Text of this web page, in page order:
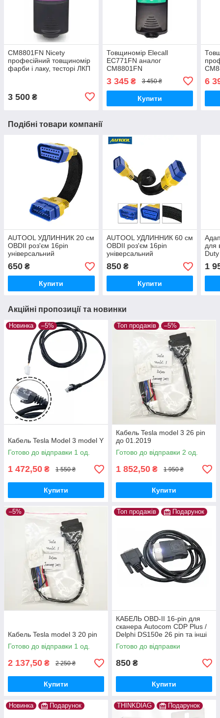
СМ8801FN Nicety
професійний товщиномір
фарби і лаку, тесторі ЛКП
3 500 ₴
Товщиномір Elecall
EC771FN аналог
СМ8801FN
3 345₴ 3 450 ₴
Купити
6
Подібні товари компанії
AUTOOL УДЛИННИК 20 см
OBDII роз'єм 16pin
універсальний
Easydiag/THINKDIAG/THINKDRIVER/ELM327
OBDII Cable
650 ₴
Купити
AUTOOL УДЛИННИК 60 см
OBDII роз'єм 16pin
універсальний
Easydiag/THINKDIAG/
OBDII Cable
850₴
Купити
для
1
Акційні пропозиції та новинки
Новинка –5%
Кабель Tesla Model 3 model Y
Готово до відправки 1 од.
1 472,50 ₴ 1 550 ₴
Купити
Топ продажів –5%
Кабель Tesla model 3 26 pin
до 01.2019
Готово до відправки 2 од.
1 852,50 ₴ 1 950 ₴
Купити
–5%
Кабель Tesla model 3 20 pin
Готово до відправки 1 од.
2 137,50 ₴ 2 250 ₴
Купити
Топ продажів Подарунок
КАБЕЛЬ OBD-II 16-pin для
сканера Autocom CDP Plus /
Delphi DS150e 26 pin та інші
Готово до відправки
850 ₴
Купити
Новинка Подарунок THINKDIAG Подарунок